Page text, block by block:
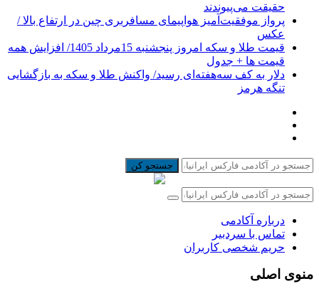
حقیقت می‌پیوندند
پرواز موفقیت‌آمیز هواپیمای مسافربری چین در ارتفاع بالا /
عکس
قیمت طلا و سکه امروز پنجشنبه 15مرداد 1405/ افزایش همه
قیمت ها + جدول
دلار به کف سه‌هفته‌ای رسید/ واکنش طلا و سکه به بازگشایی
تنگه هرمز
جستجو کن
درباره آکادمی
تماس با سردبیر
حریم شخصی کاربران
منوی اصلی